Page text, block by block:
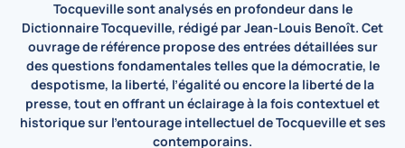
Tocquevillesont analysés en profondeur dans le
Dictionnaire Tocqueville, rédigé parJean‑Louis Benoît. Cet
ouvrage de référence propose des entrées détaillées sur
des questions fondamentales telles que la démocratie, le
despotisme, la liberté, l’égalité ou encore la liberté de la
presse, tout en offrant un éclairage à la fois contextuel et
historiquesur l’entourage intellectuel de Tocqueville et ses
contemporains.